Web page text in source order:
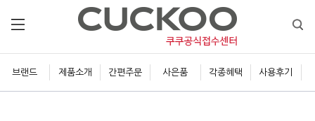
브랜드 제품소개 간편주문 사은품 각종혜택 사용후기